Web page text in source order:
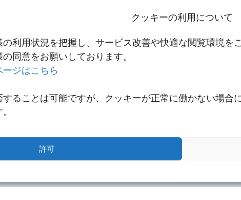
クッキーの利用について
利用状況を把握し、サービス改善や快適な閲覧環境を
同意をお願いしております。
ジはこちら
することは可能ですが、クッキーが正常に働かない場
許可
ジスティクスセンター一覧
輸送
ジスティクス
物流関係用語集（一覧・詳細）
インコタームズ
約款・掲示事項
メールマガジン登録